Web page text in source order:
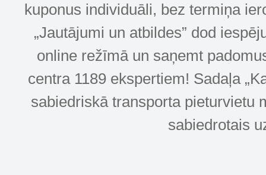
kuponus individuāli, bez termiņa
„Jautājumi un atbildes” dod
online režīmā un saņemt
centra 1189 ekspertiem! Sadaļa
sabiedriskā transporta pieturvietu
sabiedrotais